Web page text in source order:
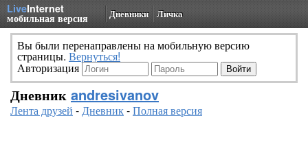
LiveInternet
мобильная версия Дневники Личка
Вы были перенаправлены на мобильную версию
страницы. Вернуться!
Авторизация
Дневник andresivanov
Лента друзей -Дневник-Полная версия